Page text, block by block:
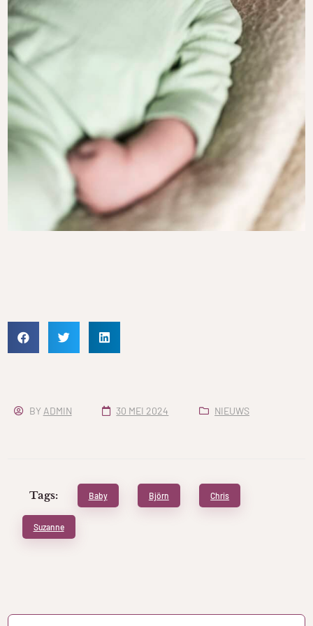
BY ADMIN 30 MEI 2024 NIEUWS
Tags: Baby Björn Chris
Suzanne